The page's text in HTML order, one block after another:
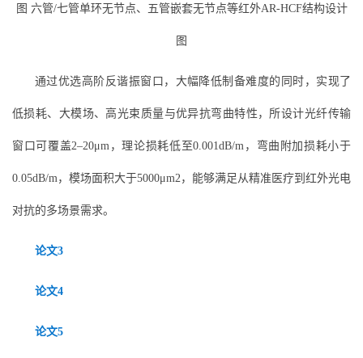
图 六管/七管单环无节点、五管嵌套无节点等红外AR‑HCF结构设计
图
通过优选高阶反谐振窗口，大幅降低制备难度的同时，实现了
低损耗、大模场、高光束质量与优异抗弯曲特性，所设计光纤传输
窗口可覆盖2–20μm，理论损耗低至0.001dB/m，弯曲附加损耗小于
0.05dB/m，模场面积大于5000μm2，能够满足从精准医疗到红外光电
对抗的多场景需求。
论文3
论文4
论文5